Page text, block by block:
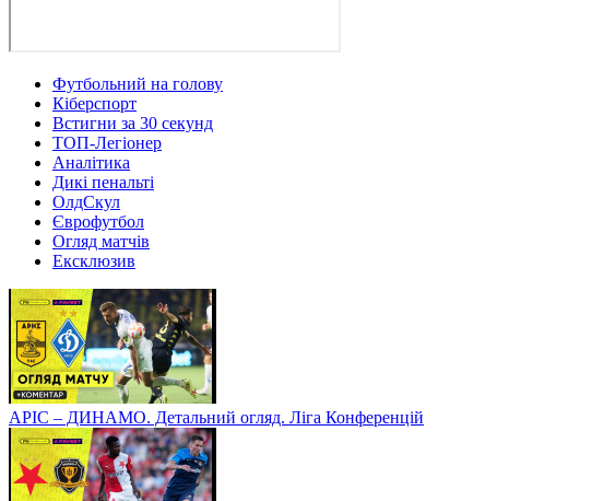
Футбольний на голову
Кіберспорт
Встигни за 30 секунд
ТОП-Легіонер
Аналітика
Дикі пенальті
ОлдСкул
Єврофутбол
Огляд матчів
Ексклюзив
АРІС – ДИНАМО. Детальний огляд. Ліга Конференцій